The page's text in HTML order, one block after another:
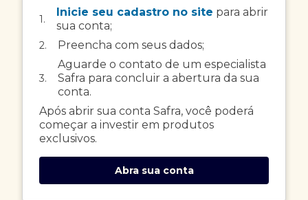
1.
Inicie seu cadastro no site para abrir
sua conta;
2. Preencha com seus dados;
3.
Aguarde o contato de um especialista
Safra para concluir a abertura da sua
conta.
Após abrir sua conta Safra, você poderá
começar a investir em produtos
exclusivos.
Abra sua conta